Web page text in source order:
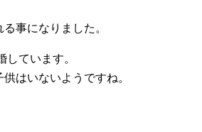
事になりました。
しています。
はいないようですね。